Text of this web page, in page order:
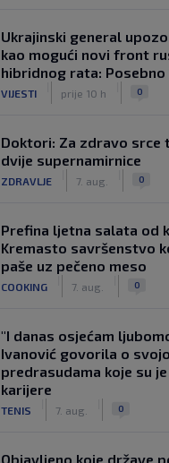
Ukrajinski general
kao mogući novi front
hibridnog rata: Posebno
VIJESTI prije 10 h 0
Doktori: Za zdravo srce
dvije supernamirnice
ZDRAVLJE 7. aug. 0
Prefina ljetna salata od
Kremasto savršenstvo
paše uz pečeno meso
COOKING 7. aug. 0
"I danas osjećam
Ivanović govorila o
predrasudama koje su
karijere
TENIS 7. aug. 0
Objavljeno koje države